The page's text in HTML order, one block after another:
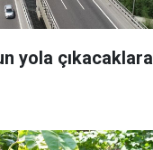
yola çıkacaklara